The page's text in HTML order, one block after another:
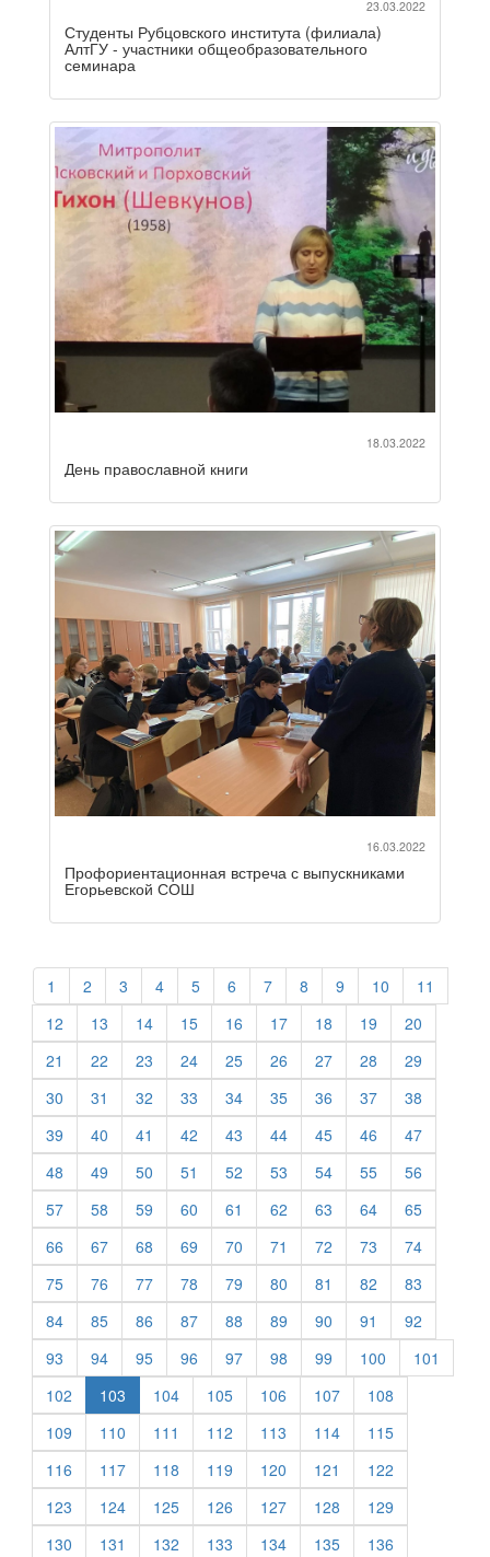
23.03.2022
Студенты Рубцовского института (филиала)
АлтГУ - участники общеобразовательного
семинара
18.03.2022
День православной книги
16.03.2022
Профориентационная встреча с выпускниками
Егорьевской СОШ
1 2 3 4 5 6 7 8 9 10
11
12
13 14 15 16 17 18 19
20
21
22 23 24 25 26 27 28
29
30
31 32 33 34 35 36 37
38
39
40 41 42 43 44 45 46
47
48
49 50 51 52 53 54 55
56
57
58 59 60 61 62 63 64
65
66
67 68 69 70 71 72 73
74
75
76 77 78 79 80 81 82
83
84
85 86 87 88 89 90 91
92
93
94 95 96 97 98 99 100
101
102
103 104 105 106 107
108
109
110 111 112 113 114
115
116
117 118 119 120 121
122
123
124 125 126 127 128
129
130
131 132 133 134 135
136